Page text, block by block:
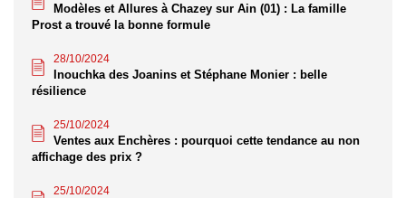
Modèles et Allures à Chazey sur Ain (01) : La famille
Prost a trouvé la bonne formule
28/10/2024
Inouchka des Joanins et Stéphane Monier : belle
résilience
25/10/2024
Ventes aux Enchères : pourquoi cette tendance au non
affichage des prix ?
25/10/2024